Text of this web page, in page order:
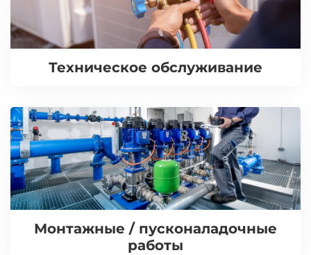
Техническое обслуживание
Монтажные / пусконаладочные
работы